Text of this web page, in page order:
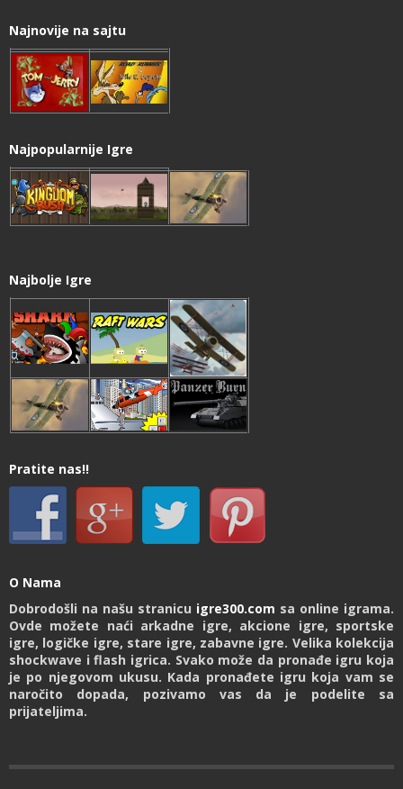
Najnovije na sajtu
Najpopularnije Igre
Najbolje Igre
Pratite nas!!
O Nama
Dobrodošli na našu stranicu igre300.com sa online igrama.
Ovde možete naći arkadne igre, akcione igre, sportske
igre, logičke igre, stare igre, zabavne igre. Velika kolekcija
shockwave i flash igrica. Svako može da pronađe igru koja
je po njegovom ukusu. Kada pronađete igru koja vam se
naročito dopada, pozivamo vas da je podelite sa
prijateljima.